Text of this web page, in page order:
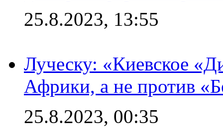
25.8.2023, 13:55
Луческу: «Киевское
Африки, а не против
25.8.2023, 00:35